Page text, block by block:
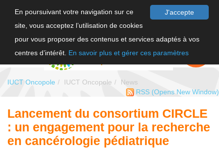
J'accepte
En poursuivant votre navigation sur ce
site, vous acceptez l’utilisation de cookies
pour vous proposer des contenus et services adaptés à vos
centres d’intérêt. En savoir plus et gérer ces paramètres
FAIRE UN
DON
IUCT Oncopole IUCT Oncopole
News
RSS (Opens New Window)
Lancement du consortium CIRCLE
: un engagement pour la recherche
en cancérologie pédiatrique